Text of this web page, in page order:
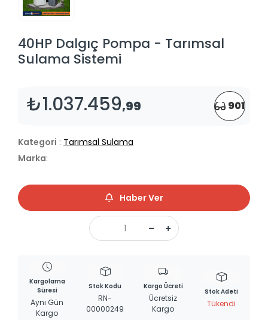
40HP Dalgıç Pompa - Tarımsal
Sulama Sistemi
₺1.037.459,99 901
Kategori : Tarımsal Sulama
Marka:
Haber Ver
Kargolama
Süresi
Aynı Gün
Kargo
Stok Kodu
RN-
00000249
Kargo Ücreti
Ücretsiz
Kargo
Stok Adeti
Tükendi